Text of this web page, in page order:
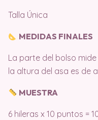
Talla Única
MEDIDAS FINALES
La parte del bolso
la altura del asa es de
MUESTRA
6 hileras x 10 puntos =